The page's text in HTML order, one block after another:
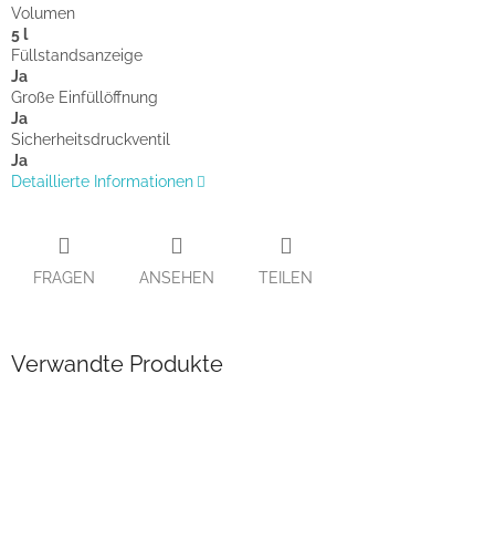
Volumen
5 l
Füllstandsanzeige
Ja
Große Einfüllöffnung
Ja
Sicherheitsdruckventil
Ja
Detaillierte Informationen
FRAGEN ANSEHEN TEILEN
Verwandte Produkte